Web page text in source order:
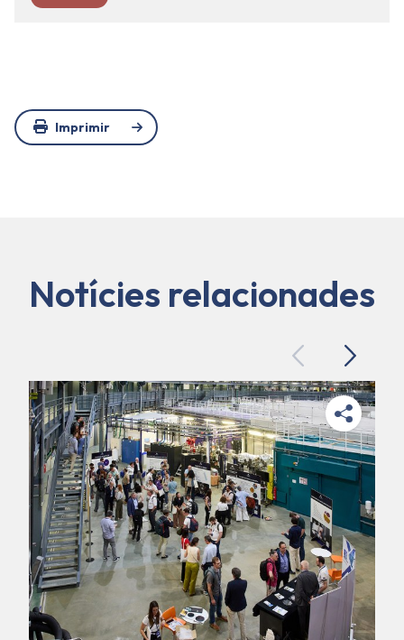
Imprimir
Notícies relacionades
PreviousNext